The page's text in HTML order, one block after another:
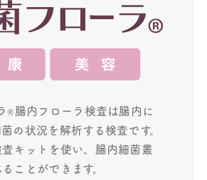
®︎腸内フローラ検査は腸内に
の状況を解析する検査です。
キットを使い、腸内細菌叢
ことができます。